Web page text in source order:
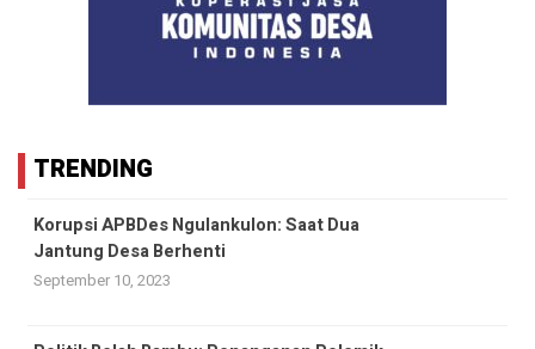
TRENDING
Korupsi APBDes Ngulankulon: Saat Dua
Jantung Desa Berhenti
September 10, 2023